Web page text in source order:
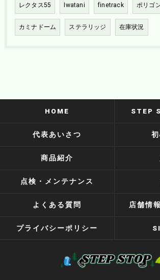
レクタス55 Iwatani finetrack ポリゴ
カミナドーム ステラリッジ 在庫状況
HOME STEP
代表あいさつ
商品紹介
点検・メンテナンス
よくある質問 店舗情
プライバシーポリシー